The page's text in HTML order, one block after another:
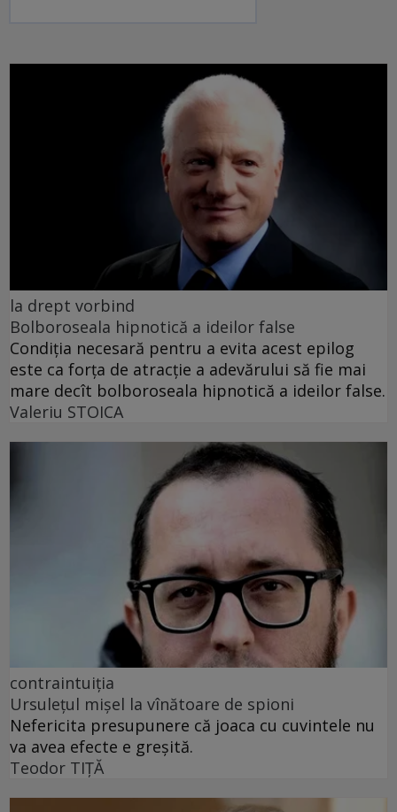
la drept vorbind
Bolboroseala hipnotică a ideilor false
Condiția necesară pentru a evita acest epilog
este ca forța de atracție a adevărului să fie mai
mare decît bolboroseala hipnotică a ideilor false.
Valeriu STOICA
contraintuiția
Ursulețul mișel la vînătoare de spioni
Nefericita presupunere că joaca cu cuvintele nu
va avea efecte e greșită.
Teodor TIŢĂ